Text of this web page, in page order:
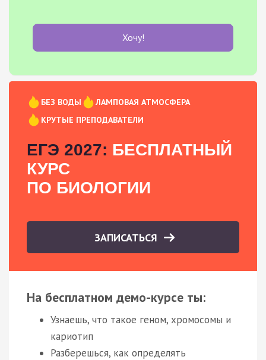
Хочу!
БЕЗ ВОДЫ
ЛАМПОВАЯ АТМОСФЕРА
КРУТЫЕ ПРЕПОДАВАТЕЛИ
ЕГЭ 2027: БЕСПЛАТНЫЙ
КУРС
ПО БИОЛОГИИ
ЗАПИСАТЬСЯ
На бесплатном демо-курсе ты:
Узнаешь, что такое геном, хромосомы и
кариотип
Разберешься, как определять